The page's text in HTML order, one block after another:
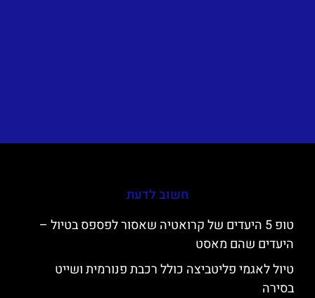
חשוב לדעת
טופ 5 היעדים של קרואטיה שאסור לפספס בטיול –
היעדים שהם מאסט
טיול לאגמי פליטביצה כולל רכבת פנורמית ושייט
בסירה